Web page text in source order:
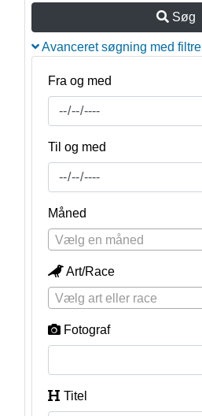
Søg
Avanceret søgning med filtre
Fra og med
Til og med
Måned
Vælg en måned
Art/Race
Vælg art eller race
Fotograf
Titel